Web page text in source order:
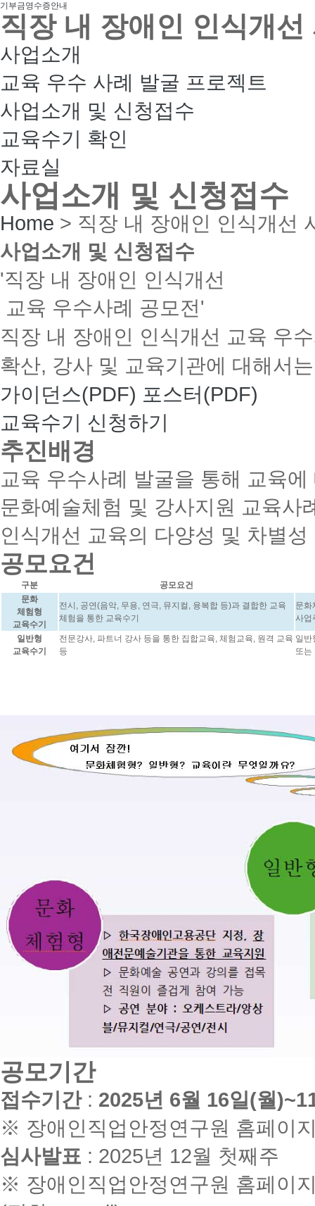
기부금영수증안내
직장 내 장애인 인식개
사업소개
교육 우수 사례 발굴 프로젝트
사업소개 및 신청접수
교육수기 확인
자료실
사업소개 및 신청접수
Home > 직장 내 장애인 인식개선
사업소개 및 신청접수
'직장 내 장애인 인식개선
교육 우수사례 공모전'
직장 내 장애인 인식개선 교육 우
확산, 강사 및 교육기관에 대해서
가이던스(PDF) 포스터(PDF)
교육수기 신청하기
추진배경
교육 우수사례 발굴을 통해 교육
문화예술체험 및 강사지원 교육사
인식개선 교육의 다양성 및 차별성
공모요건
구분
공모요건
문화
체험형
교육수기
전시, 공연(음악, 무용, 연극, 뮤지컬, 융복합 등)과 결합한 교육
체험을 통한 교육수기
문화
사업
일반형
교육수기
전문강사, 파트너 강사 등을 통한 집합교육, 체험교육, 원격 교육
등
일반
또는
공모기간
접수기간: 2025년 6월 16일(월
※ 장애인직업안정연구원 홈페이
심사발표 : 2025년 12월 첫째주
※ 장애인직업안정연구원 홈페이